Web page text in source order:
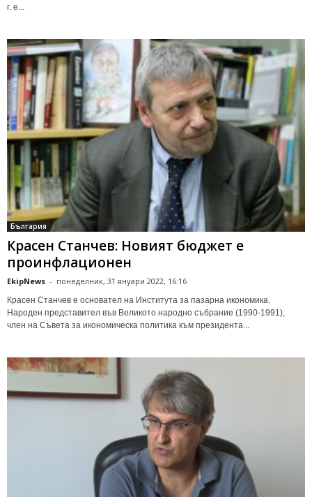
г. е...
България
Красен Станчев: Новият бюджет е
проинфлационен
EkipNews - понеделник, 31 януари 2022, 16:16
Красен Станчев е основател на Института за пазарна икономика.
Народен представител във Великото народно събрание (1990-1991),
член на Съвета за икономическа политика към президента...